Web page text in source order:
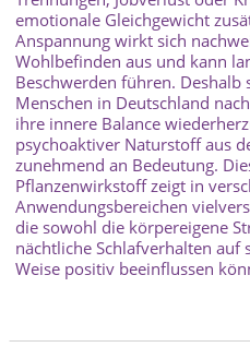
emotionale Gleichgewicht
Anspannung wirkt sich
Wohlbefinden aus und kann
Beschwerden führen.
Menschen in Deutschland
ihre innere Balance
psychoaktiver Naturstoff aus
zunehmend an Bedeutung.
Pflanzenwirkstoff zeigt in
Anwendungsbereichen
die sowohl die körpereigene
nächtliche Schlafverhalten auf
Weise positiv beeinflussen